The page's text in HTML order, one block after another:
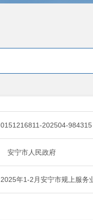
0151216811-202504-984315
安宁市人民政府
2025年1-2月安宁市规上服务